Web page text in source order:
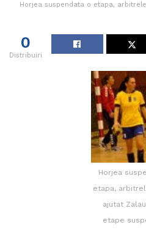
Horjea suspendata o etapa,
0
Distribuiri
Horjea
etapa,
ajutat
etape